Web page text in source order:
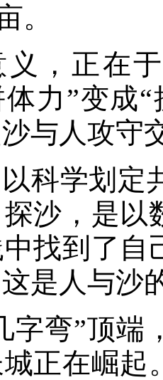
。
，正在
体力”变
与人攻守
科学划定
沙，是以
找到了自
是人与沙
字弯”顶端
正在崛起